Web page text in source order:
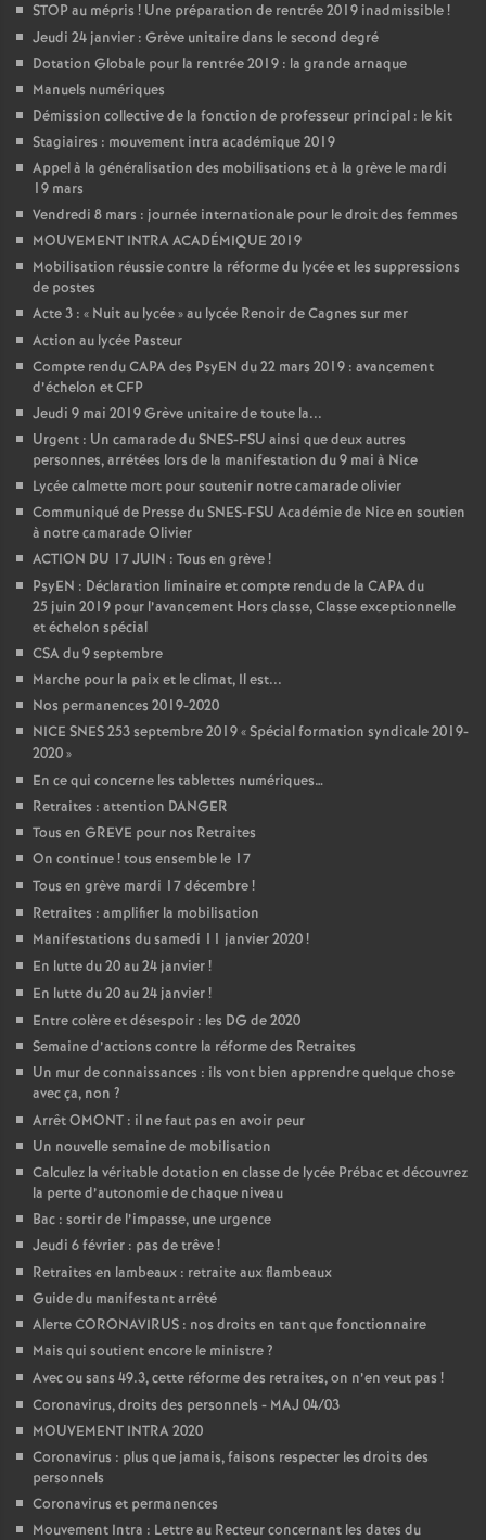
STOP au mépris ! Une préparation de rentrée 2019 inadmissible!
Jeudi 24 janvier : Grève unitaire dans le second degré
Dotation Globale pour la rentrée 2019 : la grande arnaque
Manuels numériques
Démission collective de la fonction de professeur principal : le kit
Stagiaires : mouvement intra académique 2019
Appel à la généralisation des mobilisations et à la grève le mardi
19 mars
Vendredi 8 mars : journée internationale pour le droit des femmes
MOUVEMENT INTRA ACADÉMIQUE 2019
Mobilisation réussie contre la réforme du lycée et les suppressions
de postes
Acte 3 : « Nuit au lycée» au lycée Renoir de Cagnes sur mer
Action au lycée Pasteur
Compte rendu CAPA des PsyEN du 22 mars 2019 : avancement
d’échelon et CFP
Jeudi 9 mai 2019 Grève unitaire de toute la...
Urgent : Un camarade du SNES-FSU ainsi que deux autres
personnes, arrétées lors de la manifestation du 9 mai à Nice
Lycée calmette mort pour soutenir notre camarade olivier
Communiqué de Presse du SNES-FSU Académie de Nice en soutien
à notre camarade Olivier
ACTION DU 17 JUIN : Tous en grève!
PsyEN : Déclaration liminaire et compte rendu de la CAPA du
25 juin 2019 pour l’avancement Hors classe, Classe exceptionnelle
et échelon spécial
CSA du 9 septembre
Marche pour la paix et le climat, Il est...
Nos permanences 2019-2020
NICE SNES 253 septembre 2019 «Spécial formation syndicale 2019-
2020»
En ce qui concerne les tablettes numériques…
Retraites : attention DANGER
Tous en GREVE pour nos Retraites
On continue! tous ensemble le 17
Tous en grève mardi 17 décembre!
Retraites : amplifier la mobilisation
Manifestations du samedi 11 janvier 2020!
En lutte du 20 au 24 janvier!
En lutte du 20 au 24 janvier!
Entre colère et désespoir : les DG de 2020
Semaine d’actions contre la réforme des Retraites
Un mur de connaissances : ils vont bien apprendre quelque chose
avec ça, non ?
Arrêt OMONT : il ne faut pas en avoir peur
Un nouvelle semaine de mobilisation
Calculez la véritable dotation en classe de lycée Prébac et découvrez
la perte d’autonomie de chaque niveau
Bac : sortir de l’impasse, une urgence
Jeudi 6 février : pas de trêve!
Retraites en lambeaux : retraite aux flambeaux
Guide du manifestant arrêté
Alerte CORONAVIRUS : nos droits en tant que fonctionnaire
Mais qui soutient encore le ministre?
Avec ou sans 49.3, cette réforme des retraites, on n’en veut pas !
Coronavirus, droits des personnels - MAJ 04/03
MOUVEMENT INTRA 2020
Coronavirus : plus que jamais, faisons respecter les droits des
personnels
Coronavirus et permanences
Mouvement Intra : Lettre au Recteur concernant les dates du